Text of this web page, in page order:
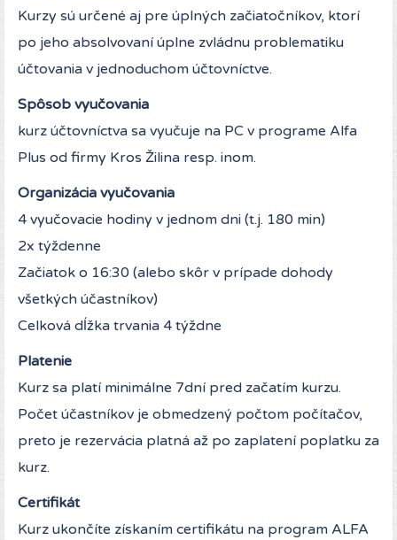
Kurzy sú určené aj pre úplných začiatočníkov, ktorí
po jeho absolvovaní úplne zvládnu problematiku
účtovania v jednoduchom účtovníctve.
Spôsob vyučovania
kurz účtovníctva sa vyučuje na PC v programe Alfa
Plus od firmy Kros Žilina resp. inom.
Organizácia vyučovania
4 vyučovacie hodiny v jednom dni (t.j. 180 min)
2x týždenne
Začiatok o 16:30 (alebo skôr v prípade dohody
všetkých účastníkov)
Celková dĺžka trvania 4 týždne
Platenie
Kurz sa platí minimálne 7dní pred začatím kurzu.
Počet účastníkov je obmedzený počtom počítačov,
preto je rezervácia platná až po zaplatení poplatku za
kurz.
Certifikát
Kurz ukončíte získaním certifikátu na program ALFA